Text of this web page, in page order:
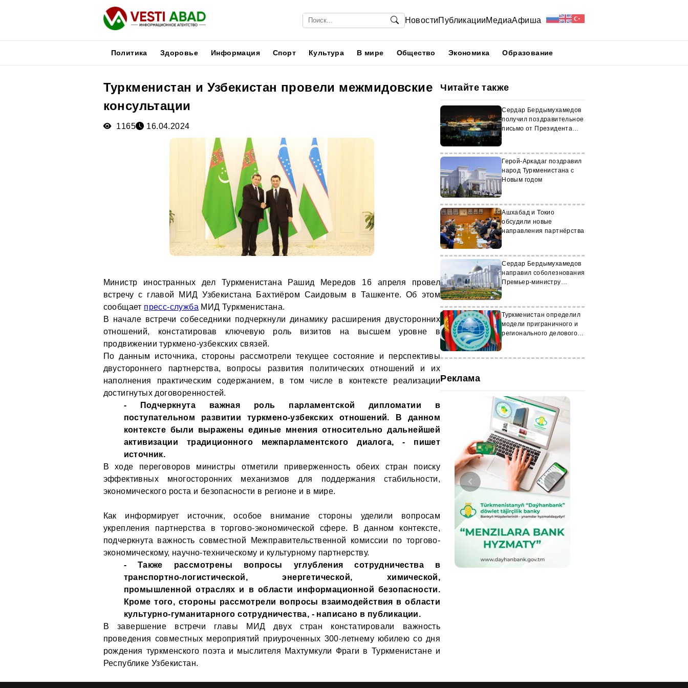
НовостиПубликацииМедиаАфиша
Политика Здоровье Информация Спорт Культура В мире Общество Экономика Образование
Туркменистан и Узбекистан провели межмидовские
консультации
1165 16.04.2024
Министр иностранных дел Туркменистана Рашид Мередов 16 апреля провел
встречу с главой МИД Узбекистана Бахтиёром Саидовым в Ташкенте. Об этом
сообщает пресс-служба МИД Туркменистана.
В начале встречи собеседники подчеркнули динамику расширения двусторонних
отношений, констатировав ключевую роль визитов на высшем уровне в
продвижении туркмено-узбекских связей.
По данным источника, стороны рассмотрели текущее состояние и перспективы
двустороннего партнерства, вопросы развития политических отношений и их
наполнения практическим содержанием, в том числе в контексте реализации
достигнутых договоренностей.
- Подчеркнута важная роль парламентской дипломатии в
поступательном развитии туркмено-узбекских отношений. В данном
контексте были выражены единые мнения относительно дальнейшей
активизации традиционного межпарламентского диалога, - пишет
источник.
В ходе переговоров министры отметили приверженность обеих стран поиску
эффективных многосторонних механизмов для поддержания стабильности,
экономического роста и безопасности в регионе и в мире.
Как информирует источник, особое внимание стороны уделили вопросам
укрепления партнерства в торгово-экономической сфере. В данном контексте,
подчеркнута важность совместной Межправительственной комиссии по торгово-
экономическому, научно-техническому и культурному партнерству.
- Также рассмотрены вопросы углубления сотрудничества в
транспортно-логистической, энергетической, химической,
промышленной отраслях и в области информационной безопасности.
Кроме того, стороны рассмотрели вопросы взаимодействия в области
культурно-гуманитарного сотрудничества, - написано в публикации.
В завершение встречи главы МИД двух стран констатировали важность
проведения совместных мероприятий приуроченных 300-летнему юбилею со дня
рождения туркменского поэта и мыслителя Махтумкули Фраги в Туркменистане и
Республике Узбекистан.
Читайте также
Сердар Бердымухамедов
получил поздравительное
письмо от Президента
Герой-Аркадаг поздравил
народ Туркменистана с
Новым годом
Ашхабад и Токио
обсудили новые
направления партнёрства
Сердар Бердымухамедов
направил соболезнования
Премьер-министру
Туркменистан определил
модели приграничного и
регионального делового
Реклама